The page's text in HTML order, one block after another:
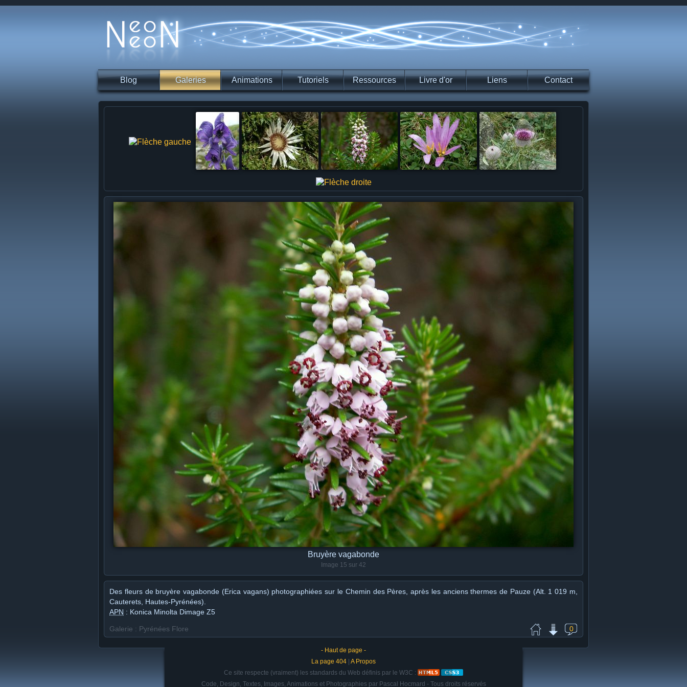
Blog Galeries Animations Tutoriels Ressources Livre d'or Liens Contact
Bruyère vagabonde
Image 15 sur 42
Des fleurs de bruyère vagabonde (Erica vagans) photographiées sur le Chemin des Pères, après les anciens thermes de Pauze (Alt. 1 019 m,
Cauterets, Hautes-Pyrénées).
APN : Konica Minolta Dimage Z5
Galerie : Pyrénées Flore 0
- Haut de page -
La page 404 A Propos
Ce site respecte (vraiment) les standards du Web définis par le W3C :
Code, Design, Textes, Images, Animations et Photographies par Pascal Hocmard - Tous droits réservés